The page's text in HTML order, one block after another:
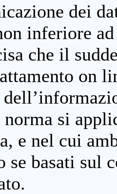
dei
inferiore
che il
on
norma si
e nel cui
basati sul